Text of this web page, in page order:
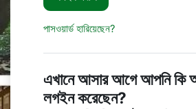
পাসওয়ার্ড হারিয়েছেন?
এখানে আসার আগে আপনি কি
লগইন করেছেন?